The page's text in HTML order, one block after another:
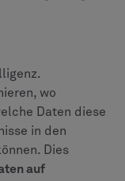
wo
Daten diese
in den
Dies
auf